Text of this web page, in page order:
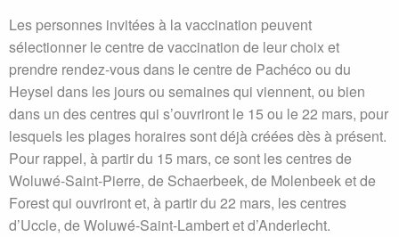
Les personnes invitées à la vaccination peuvent
sélectionner le centre de vaccination de leur choix et
prendre rendez-vous dans le centre de Pachéco ou du
Heysel dans les jours ou semaines qui viennent, ou bien
dans un des centres qui s’ouvriront le 15 ou le 22 mars, pour
lesquels les plages horaires sont déjà créées dès à présent.
Pour rappel, à partir du 15 mars, ce sont les centres de
Woluwé-Saint-Pierre, de Schaerbeek, de Molenbeek et de
Forest qui ouvriront et, à partir du 22 mars, les centres
d’Uccle, de Woluwé-Saint-Lambert et d’Anderlecht.